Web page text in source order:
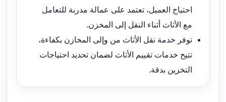
احتياج العميل، تعتمد على عمالة مدربة للتعامل
مع الأثاث أثناء النقل إلى المخزن.
توفر خدمة نقل الأثاث من وإلى المخازن بكفاءة،
تتيح خدمات تقييم الأثاث لضمان تحديد احتياجات
التخزين بدقة.